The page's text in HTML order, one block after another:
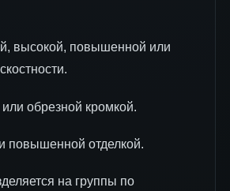
высокой, повышенной или
обрезной кромкой.
повышенной отделкой.
на группы по